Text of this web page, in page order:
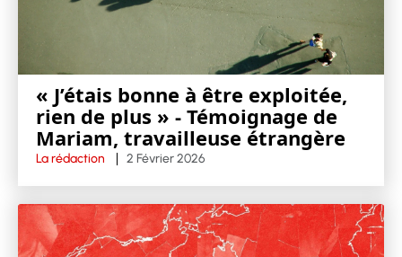
« J’étais bonne à être exploitée,
rien de plus » - Témoignage de
Mariam, travailleuse étrangère
La rédaction 2 Février 2026